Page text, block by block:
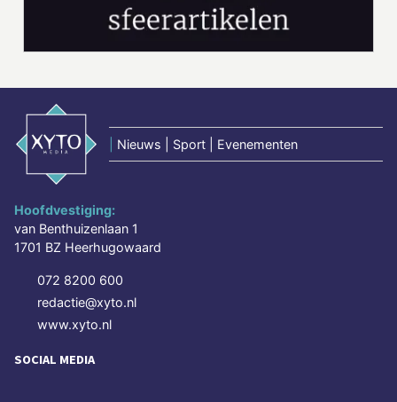
Nieuws | Sport | Evenementen
Hoofdvestiging:
van Benthuizenlaan 1
1701 BZ Heerhugowaard
072 8200 600
redactie@xyto.nl
www.xyto.nl
SOCIAL MEDIA